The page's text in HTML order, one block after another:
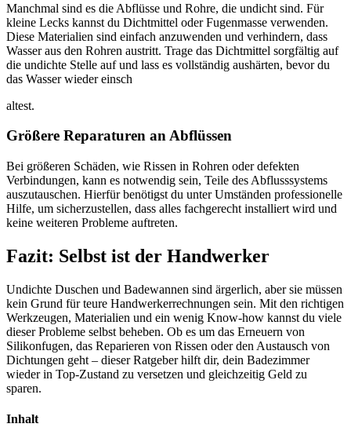
Manchmal sind es die Abflüsse und Rohre, die undicht sind. Für
kleine Lecks kannst du Dichtmittel oder Fugenmasse verwenden.
Diese Materialien sind einfach anzuwenden und verhindern, dass
Wasser aus den Rohren austritt. Trage das Dichtmittel sorgfältig auf
die undichte Stelle auf und lass es vollständig aushärten, bevor du
das Wasser wieder einsch
altest.
Größere Reparaturen an Abflüssen
Bei größeren Schäden, wie Rissen in Rohren oder defekten
Verbindungen, kann es notwendig sein, Teile des Abflusssystems
auszutauschen. Hierfür benötigst du unter Umständen professionelle
Hilfe, um sicherzustellen, dass alles fachgerecht installiert wird und
keine weiteren Probleme auftreten.
Fazit: Selbst ist der Handwerker
Undichte Duschen und Badewannen sind ärgerlich, aber sie müssen
kein Grund für teure Handwerkerrechnungen sein. Mit den richtigen
Werkzeugen, Materialien und ein wenig Know-how kannst du viele
dieser Probleme selbst beheben. Ob es um das Erneuern von
Silikonfugen, das Reparieren von Rissen oder den Austausch von
Dichtungen geht – dieser Ratgeber hilft dir, dein Badezimmer
wieder in Top-Zustand zu versetzen und gleichzeitig Geld zu
sparen.
Inhalt